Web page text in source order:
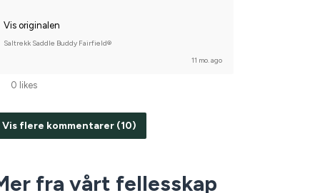
Vis originalen
Saltrekk Saddle Buddy Fairfield®
11 mo. ago
0 likes
Vis flere kommentarer (10)
fra vårt fellesskap